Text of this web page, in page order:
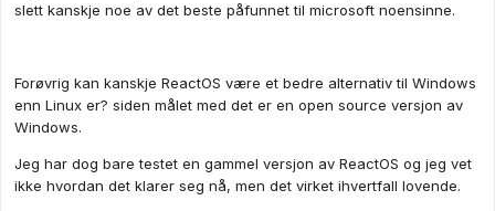
slett kanskje noe av det beste påfunnet til microsoft noensinne.
Forøvrig kan kanskje ReactOS være et bedre alternativ til Windows
enn Linux er? siden målet med det er en open source versjon av
Windows.
Jeg har dog bare testet en gammel versjon av ReactOS og jeg vet
ikke hvordan det klarer seg nå, men det virket ihvertfall lovende.